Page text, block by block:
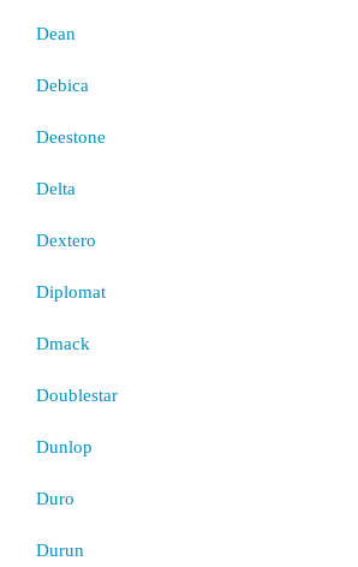
Dean
Debica
Deestone
Delta
Dextero
Diplomat
Dmack
Doublestar
Dunlop
Duro
Durun